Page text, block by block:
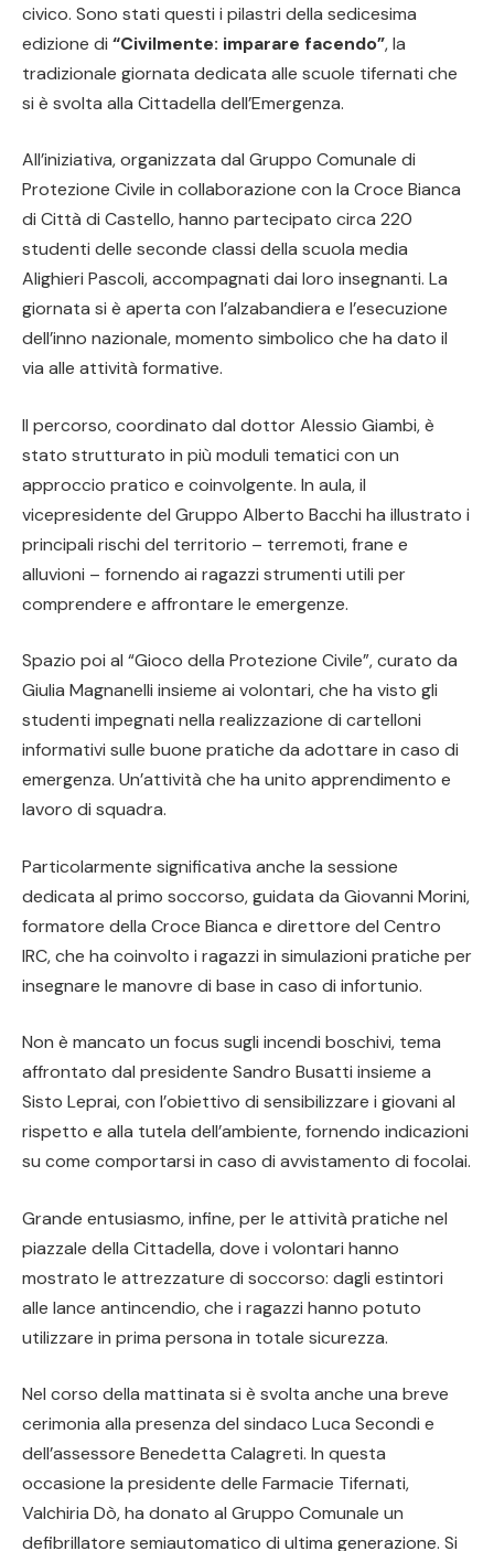
civico. Sono stati questi i pilastri della sedicesima
edizione di “Civilmente: imparare facendo”, la
tradizionale giornata dedicata alle scuole tifernati che
si è svolta alla Cittadella dell’Emergenza.
All’iniziativa, organizzata dal Gruppo Comunale di
Protezione Civile in collaborazione con la Croce Bianca
di Città di Castello, hanno partecipato circa 220
studenti delle seconde classi della scuola media
Alighieri Pascoli, accompagnati dai loro insegnanti. La
giornata si è aperta con l’alzabandiera e l’esecuzione
dell’inno nazionale, momento simbolico che ha dato il
via alle attività formative.
Il percorso, coordinato dal dottor Alessio Giambi, è
stato strutturato in più moduli tematici con un
approccio pratico e coinvolgente. In aula, il
vicepresidente del Gruppo Alberto Bacchi ha illustrato i
principali rischi del territorio – terremoti, frane e
alluvioni – fornendo ai ragazzi strumenti utili per
comprendere e affrontare le emergenze.
Spazio poi al “Gioco della Protezione Civile”, curato da
Giulia Magnanelli insieme ai volontari, che ha visto gli
studenti impegnati nella realizzazione di cartelloni
informativi sulle buone pratiche da adottare in caso di
emergenza. Un’attività che ha unito apprendimento e
lavoro di squadra.
Particolarmente significativa anche la sessione
dedicata al primo soccorso, guidata da Giovanni Morini,
formatore della Croce Bianca e direttore del Centro
IRC, che ha coinvolto i ragazzi in simulazioni pratiche per
insegnare le manovre di base in caso di infortunio.
Non è mancato un focus sugli incendi boschivi, tema
affrontato dal presidente Sandro Busatti insieme a
Sisto Leprai, con l’obiettivo di sensibilizzare i giovani al
rispetto e alla tutela dell’ambiente, fornendo indicazioni
su come comportarsi in caso di avvistamento di focolai.
Grande entusiasmo, infine, per le attività pratiche nel
piazzale della Cittadella, dove i volontari hanno
mostrato le attrezzature di soccorso: dagli estintori
alle lance antincendio, che i ragazzi hanno potuto
utilizzare in prima persona in totale sicurezza.
Nel corso della mattinata si è svolta anche una breve
cerimonia alla presenza del sindaco Luca Secondi e
dell’assessore Benedetta Calagreti. In questa
occasione la presidente delle Farmacie Tifernati,
Valchiria Dò, ha donato al Gruppo Comunale un
defibrillatore semiautomatico di ultima generazione. Si